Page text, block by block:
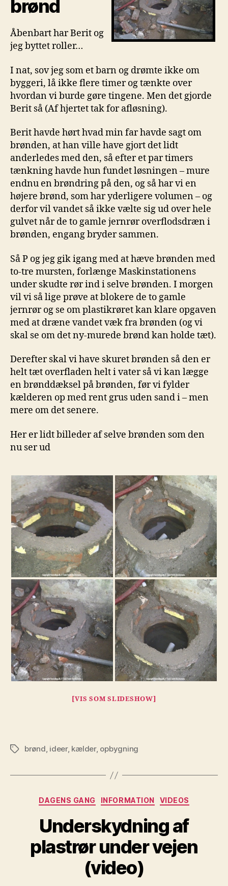
brønd
Åbenbart har Berit og
jeg byttet roller…
I nat, sov jeg som et barn og drømte ikke om
byggeri, lå ikke flere timer og tænkte over
hvordan vi burde gøre tingene. Men det gjorde
Berit så (Af hjertet tak for afløsning).
Berit havde hørt hvad min far havde sagt om
brønden, at han ville have gjort det lidt
anderledes med den, så efter et par timers
tænkning havde hun fundet løsningen – mure
endnu en brøndring på den, og så har vi en
højere brønd, som har yderligere volumen – og
derfor vil vandet så ikke vælte sig ud over hele
gulvet når de to gamle jernrør overflodsdræn i
brønden, engang bryder sammen.
Så P og jeg gik igang med at hæve brønden med
to-tre mursten, forlænge Maskinstationens
under skudte rør ind i selve brønden. I morgen
vil vi så lige prøve at blokere de to gamle
jernrør og se om plastikrøret kan klare opgaven
med at dræne vandet væk fra brønden (og vi
skal se om det ny-murede brønd kan holde tæt).
Derefter skal vi have skuret brønden så den er
helt tæt overfladen helt i vater så vi kan lægge
en brønddæksel på brønden, før vi fylder
kælderen op med rent grus uden sand i – men
mere om det senere.
Her er lidt billeder af selve brønden som den
nu ser ud
[VIS SOM SLIDESHOW]
Tagsbrønd, ideer, kælder, opbygning
Kategorier
DAGENS GANG INFORMATION VIDEOS
Underskydning af
plastrør under vejen
(video)